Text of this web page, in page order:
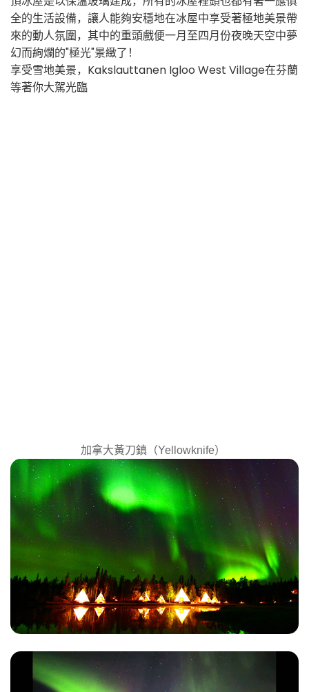
全的生活設備， 讓人能夠安穩地在冰屋中享受著極地美景帶
來的動人氛圍， 其中的重頭戲便一月至四月份夜晚天空中夢
幻而絢爛的"極光"景緻了！
享受雪地美景，Kakslauttanen Igloo West Village在芬蘭
等著你大駕光臨
加拿大黃刀鎮（Yellowknife）